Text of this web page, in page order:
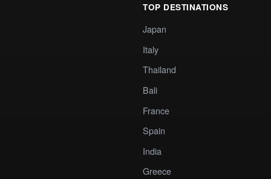
TOP DESTINATIONS
Japan
Italy
Thailand
Bali
France
Spain
India
Greece